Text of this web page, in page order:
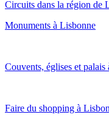
Circuits dans la région de
Monuments à Lisbonne
Couvents, églises et palais
Faire du shopping à